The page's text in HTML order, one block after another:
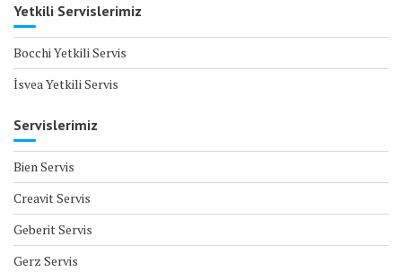
Yetkili Servislerimiz
Bocchi Yetkili Servis
İsvea Yetkili Servis
Servislerimiz
Bien Servis
Creavit Servis
Geberit Servis
Gerz Servis